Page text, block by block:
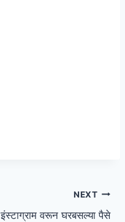
NEXT
इंस्टाग्राम वरून घरबसल्या पैसे